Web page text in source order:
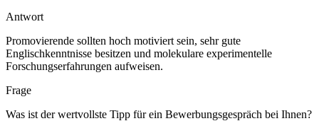
Antwort
Promovierende sollten hoch motiviert sein, sehr gute
Englischkenntnisse besitzen und molekulare experimentelle
Forschungserfahrungen aufweisen.
Frage
Was ist der wertvollste Tipp für ein Bewerbungsgespräch bei Ihnen?